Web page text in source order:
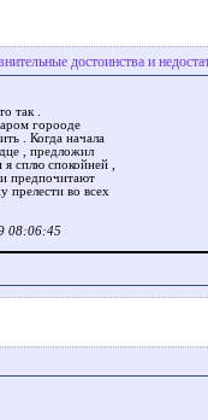
достоинства и
так .
горооде
. Когда начала
, предложил
я сплю спокойней ,
предпочитают
прелести во всех
08:06:45